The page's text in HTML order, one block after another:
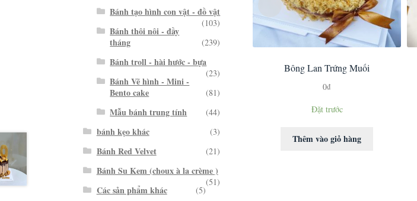
Bông Lan Trứng Muối
0₫
Đặt trước
Thêm vào giỏ hàng
Bánh tạo hình con vật - đồ vật
(103)
Bánh thôi nôi - đầy
tháng
(239)
Bánh troll - hài hước - bựa
(23)
Bánh Vẽ hình - Mini -
Bento cake
(81)
Mẫu bánh trung tính (44)
bánh kẹo khác (3)
Bánh Red Velvet (21)
Bánh Su Kem (choux à la crème )
(51)
Các sản phẩm khác (5)